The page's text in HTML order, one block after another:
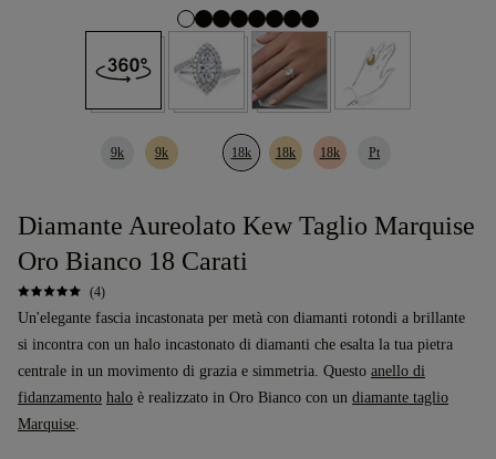
9k 9k 18k 18k 18k Pt
Diamante Aureolato Kew Taglio Marquise
Oro Bianco 18 Carati
(4)
Un'elegante fascia incastonata per metà con diamanti rotondi a brillante
si incontra con un halo incastonato di diamanti che esalta la tua pietra
centrale in un movimento di grazia e simmetria. Questo anello di
fidanzamento halo è realizzato in Oro Bianco con un diamante taglio
Marquise.